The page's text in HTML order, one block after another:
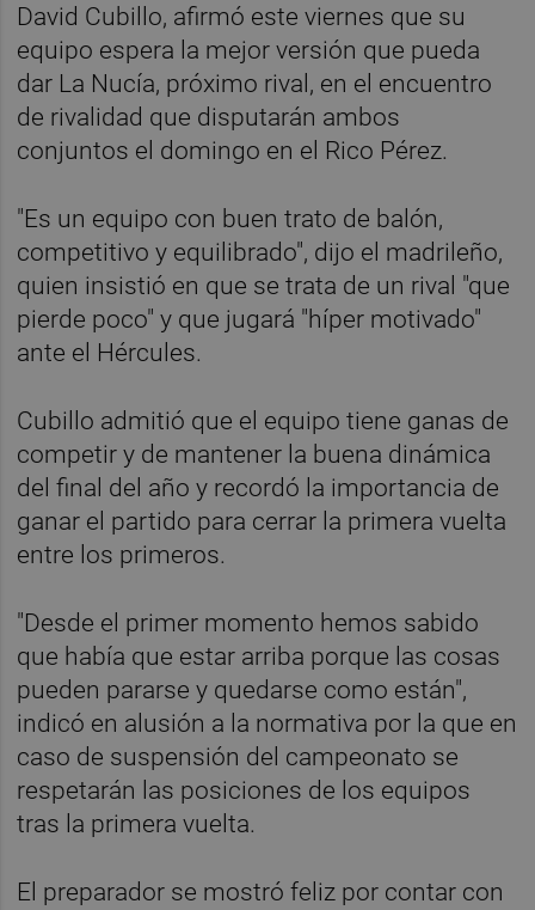
David Cubillo, afirmó este viernes que su
equipo espera la mejor versión que pueda
dar La Nucía, próximo rival, en el encuentro
de rivalidad que disputarán ambos
conjuntos el domingo en el Rico Pérez.
"Es un equipo con buen trato de balón,
competitivo y equilibrado", dijo el madrileño,
quien insistió en que se trata de un rival "que
pierde poco" y que jugará "híper motivado"
ante el Hércules.
Cubillo admitió que el equipo tiene ganas de
competir y de mantener la buena dinámica
del final del año y recordó la importancia de
ganar el partido para cerrar la primera vuelta
entre los primeros.
"Desde el primer momento hemos sabido
que había que estar arriba porque las cosas
pueden pararse y quedarse como están",
indicó en alusión a la normativa por la que en
caso de suspensión del campeonato se
respetarán las posiciones de los equipos
tras la primera vuelta.
El preparador se mostró feliz por contar con